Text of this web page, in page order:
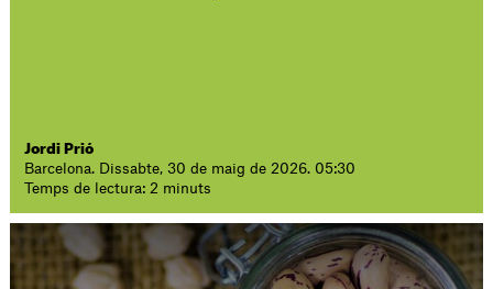
Jordi Prió
Barcelona. Dissabte, 30 de maig de 2026. 05:30
Temps de lectura: 2 minuts